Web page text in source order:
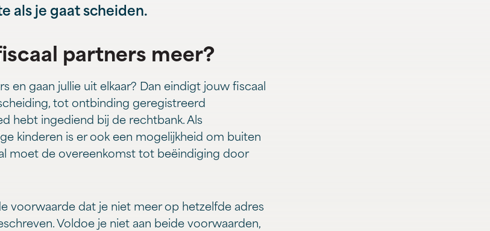
als je gaat scheiden.
partners meer?
en gaan jullie uit elkaar? Dan eindigt jouw fiscaal
tot ontbinding geregistreerd
hebt ingediend bij de rechtbank. Als
kinderen is er ook een mogelijkheid om buiten
moet de overeenkomst tot beëindiging door
voorwaarde dat je niet meer op hetzelfde adres
Voldoe je niet aan beide voorwaarden,